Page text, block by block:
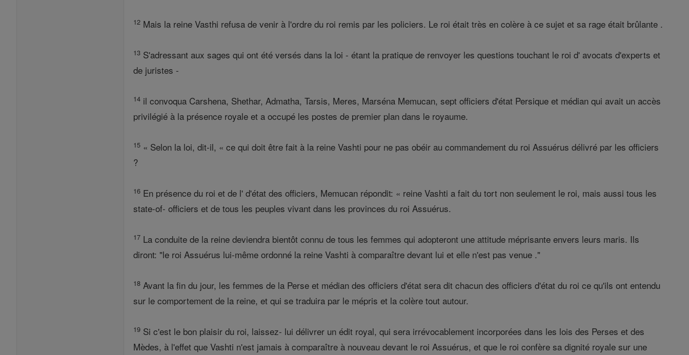
12 Mais la reine Vasthi refusa de venir à l'ordre du roi remis par les policiers. Le roi était très en colère à ce sujet et sa rage était brûlante .
13 S'adressant aux sages qui ont été versés dans la loi - étant la pratique de renvoyer les questions touchant le roi d' avocats d'experts et
de juristes -
14 il convoqua Carshena, Shethar, Admatha, Tarsis, Meres, Marséna Memucan, sept officiers d'état Persique et médian qui avait un accès
privilégié à la présence royale et a occupé les postes de premier plan dans le royaume.
15 « Selon la loi, dit-il, « ce qui doit être fait à la reine Vashti pour ne pas obéir au commandement du roi Assuérus délivré par les officiers
?
16 En présence du roi et de l' d'état des officiers, Memucan répondit: « reine Vashti a fait du tort non seulement le roi, mais aussi tous les
state-of- officiers et de tous les peuples vivant dans les provinces du roi Assuérus.
17 La conduite de la reine deviendra bientôt connu de tous les femmes qui adopteront une attitude méprisante envers leurs maris. Ils
diront: "le roi Assuérus lui-même ordonné la reine Vashti à comparaître devant lui et elle n'est pas venue ."
18 Avant la fin du jour, les femmes de la Perse et médian des officiers d'état sera dit chacun des officiers d'état du roi ce qu'ils ont entendu
sur le comportement de la reine, et qui se traduira par le mépris et la colère tout autour.
19 Si c'est le bon plaisir du roi, laissez- lui délivrer un édit royal, qui sera irrévocablement incorporées dans les lois des Perses et des
Mèdes, à l'effet que Vashti n'est jamais à comparaître à nouveau devant le roi Assuérus, et que le roi confère sa dignité royale sur une